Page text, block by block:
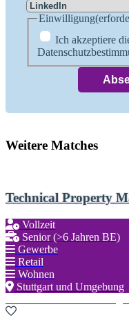
Einwilligung
Ich akzeptiere
Weitere Matches
Technical Property
Vollzeit
Senior (>6 Jahren BE)
Gewerbe
Retail
Wohnen
Stuttgart und Umgebung